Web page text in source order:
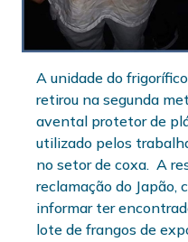
A unidade do
retirou na segunda
avental protetor de
utilizado pelos
no setor de coxa. A
reclamação do Japão,
informar ter
lote de frangos de